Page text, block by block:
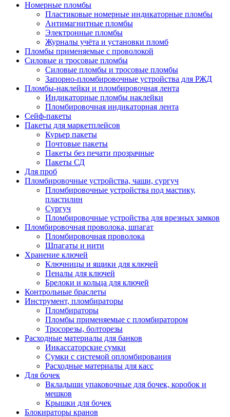
Номерные пломбы
Пластиковые номерные индикаторные пломбы
Антимагнитные пломбы
Электронные пломбы
Журналы учёта и установки пломб
Пломбы применяемые с проволокой
Силовые и тросовые пломбы
Силовые пломбы и тросовые пломбы
Запорно-пломбировочные устройства для РЖД
Пломбы-наклейки и пломбировочная лента
Индикаторные пломбы наклейки
Пломбировочная индикаторная лента
Сейф-пакеты
Пакеты для маркетплейсов
Курьер пакеты
Почтовые пакеты
Пакеты без печати прозрачные
Пакеты СД
Для проб
Пломбировочные устройства, чаши, сургуч
Пломбировочные устройства под мастику,
пластилин
Сургуч
Пломбировочные устройства для врезных замков
Пломбировочная проволока, шпагат
Пломбировочная проволока
Шпагаты и нити
Хранение ключей
Ключницы и ящики для ключей
Пеналы для ключей
Брелоки и кольца для ключей
Контрольные браслеты
Инструмент, пломбираторы
Пломбираторы
Пломбы применяемые с пломбиратором
Тросорезы, болторезы
Расходные материалы для банков
Инкассаторские сумки
Сумки с системой опломбирования
Расходные материалы для касс
Для бочек
Вкладыши упаковочные для бочек, коробок и
мешков
Крышки для бочек
Блокираторы кранов